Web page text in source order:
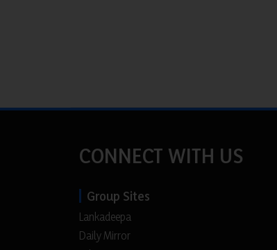
CONNECT WITH US
Group Sites
Lankadeepa
Daily Mirror